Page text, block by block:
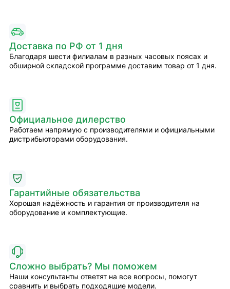
Доставка по РФ от 1 дня
Благодаря шести филиалам в разных часовых поясах и
обширной складской программе доставим товар от 1 дня.
Официальное дилерство
Работаем напрямую с производителями и официальными
дистрибьюторами оборудования.
Гарантийные обязательства
Хорошая надёжность и гарантия от производителя на
оборудование и комплектующие.
Сложно выбрать? Мы поможем
Наши консультанты ответят на все вопросы, помогут
сравнить и выбрать подходящие модели.